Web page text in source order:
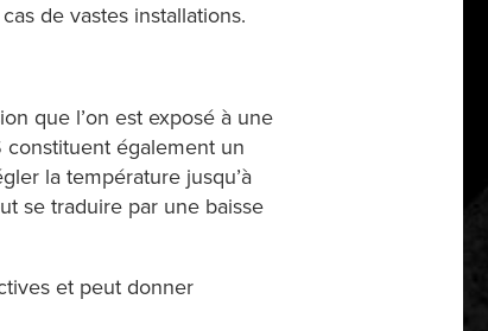
de vastes installations.
que l’on est exposé à une
également un
la température jusqu’à
se traduire par une baisse
et peut donner